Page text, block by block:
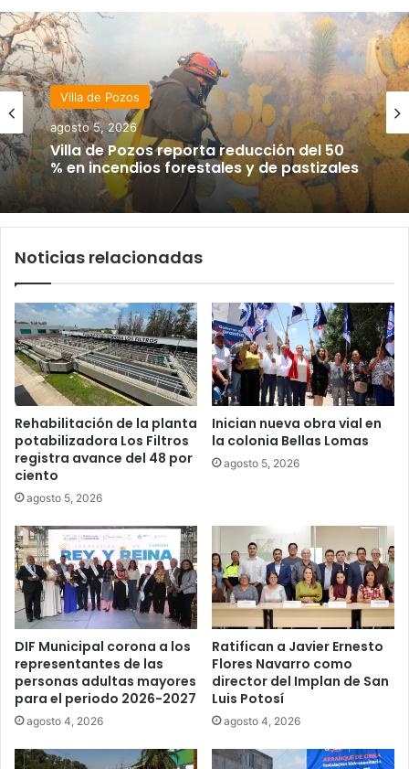
Villa de Pozos
agosto 5, 2026
Villa de Pozos reporta reducción del 50
% en incendios forestales y de pastizales
Noticias relacionadas
Rehabilitación de la planta
potabilizadora Los Filtros
registra avance del 48 por
ciento
agosto 5, 2026
Inician nueva obra vial en
la colonia Bellas Lomas
agosto 5, 2026
DIF Municipal corona a los
representantes de las
personas adultas mayores
para el periodo 2026-2027
agosto 4, 2026
Ratifican a Javier Ernesto
Flores Navarro como
director del Implan de San
Luis Potosí
agosto 4, 2026